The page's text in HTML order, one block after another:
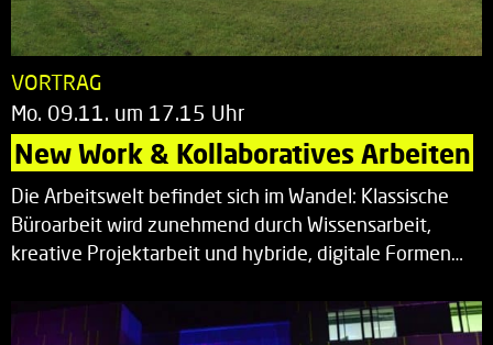
VORTRAG
Mo. 09.11. um 17.15 Uhr
New Work & Kollaboratives Arbeiten
Die Arbeitswelt befindet sich im Wandel: Klassische
Büroarbeit wird zunehmend durch Wissensarbeit,
kreative Projektarbeit und hybride, digitale Formen…